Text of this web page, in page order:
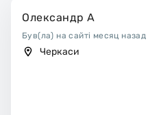
Олександр А
Був(ла) на сайті месяц назад
Черкаси